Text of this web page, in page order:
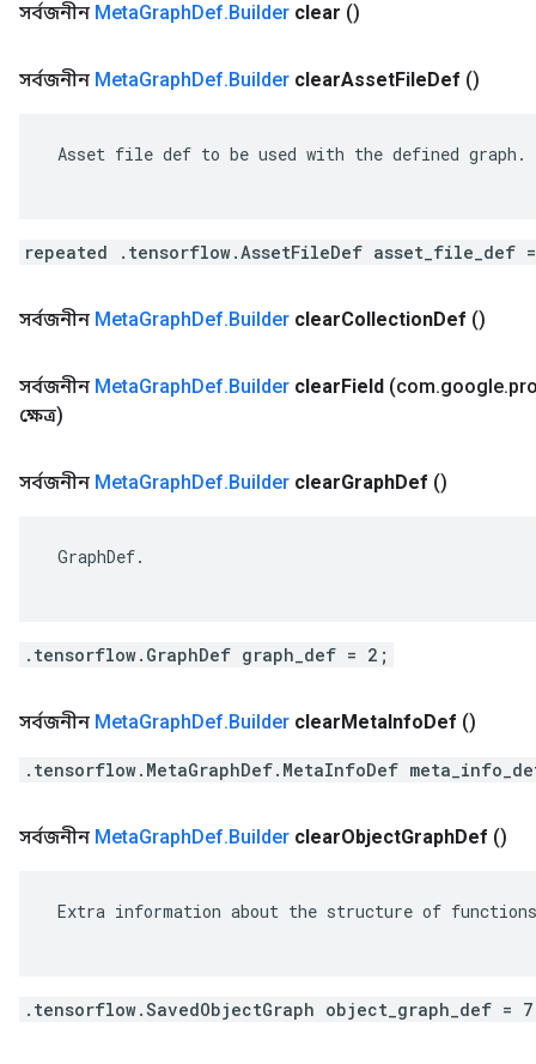
সর্বজনীন MetaGraphDef.Builder clear ()
সর্বজনীন MetaGraphDef.Builder clearAssetFileDef ()
Asset file def to be used with the defined graph.
repeated .tensorflow.AssetFileDef asset_file_def
সর্বজনীন MetaGraphDef.Builder clearCollectionDef ()
সর্বজনীন MetaGraphDef.Builder clearField (com.google.
ক্ষেত্র)
সর্বজনীন MetaGraphDef.Builder clearGraphDef ()
GraphDef.
.tensorflow.GraphDef graph_def = 2;
সর্বজনীন MetaGraphDef.Builder clearMetaInfoDef ()
.tensorflow.MetaGraphDef.MetaInfoDef
সর্বজনীন MetaGraphDef.Builder clearObjectGraphDef ()
Extra information about the structure of
.tensorflow.SavedObjectGraph object_graph_def =